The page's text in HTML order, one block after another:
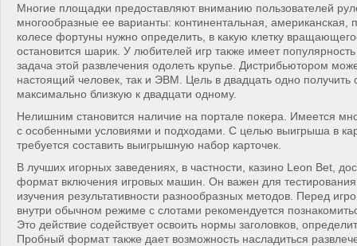
Многие площадки предоставляют вниманию пользователей
многообразные ее варианты: континентальная, американская,
колесе фортуны нужно определить, в какую клетку
остановится шарик. У любителей игр также имеет
задача этой развлечения одолеть крупье. Дистрибьютором
настоящий человек, так и ЭВМ. Цель в двадцать одно получить
максимально близкую к двадцати одному.
Нелишним становится наличие на портале покера. Имеется
с особенными условиями и подходами. С целью выигрыша в
требуется составить выигрышную набор карточек.
В лучших игорных заведениях, в частности, казино Leon Bet,
формат включения игровых машин. Он важен для
изучения результативности разнообразных методов. Перед
внутри обычном режиме с слотами рекомендуется
Это действие содействует освоить нормы заголовков,
Пробный формат также дает возможность насладиться